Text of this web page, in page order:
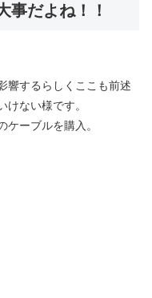
事だよね！！
響するらしくここも前述
ない様です。
ケーブルを購入。